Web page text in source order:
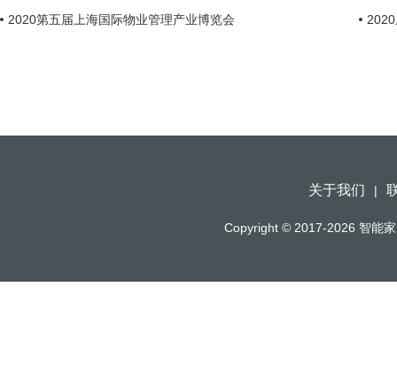
2020第五届上海国际物业管理产业博览会
关于我们 |
Copyright © 2017-2026 智能